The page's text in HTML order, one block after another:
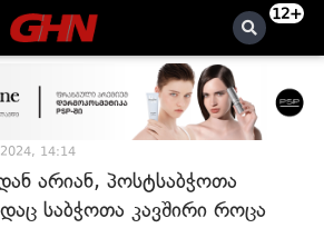
12+
14:14
არიან, პოსტსაბჭოთა
საბჭოთა კავშირი როცა